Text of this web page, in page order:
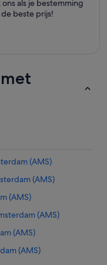
als je bestemming
beste prijs!
(AMS)
(AMS)
(AMS)
(AMS)
(AMS)
(AMS)